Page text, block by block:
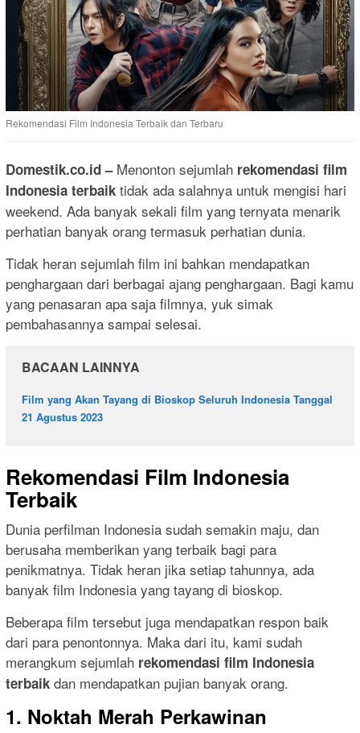
Rekomendasi Film Indonesia Terbaik dan Terbaru
Domestik.co.id– Menonton sejumlah rekomendasi film
Indonesia terbaik tidak ada salahnya untuk mengisi hari
weekend. Ada banyak sekali film yang ternyata menarik
perhatian banyak orang termasuk perhatian dunia.
Tidak heran sejumlah film ini bahkan mendapatkan
penghargaan dari berbagai ajang penghargaan. Bagi kamu
yang penasaran apa saja filmnya, yuk simak
pembahasannya sampai selesai.
BACAAN LAINNYA
Film yang Akan Tayang di Bioskop Seluruh Indonesia Tanggal
21 Agustus 2023
Rekomendasi Film Indonesia
Terbaik
Dunia perfilman Indonesia sudah semakin maju, dan
berusaha memberikan yang terbaik bagi para
penikmatnya. Tidak heran jika setiap tahunnya, ada
banyak film Indonesia yang tayang di bioskop.
Beberapa film tersebut juga mendapatkan respon baik
dari para penontonnya. Maka dari itu, kami sudah
merangkum sejumlah rekomendasi film Indonesia
terbaik dan mendapatkan pujian banyak orang.
1. Noktah Merah Perkawinan